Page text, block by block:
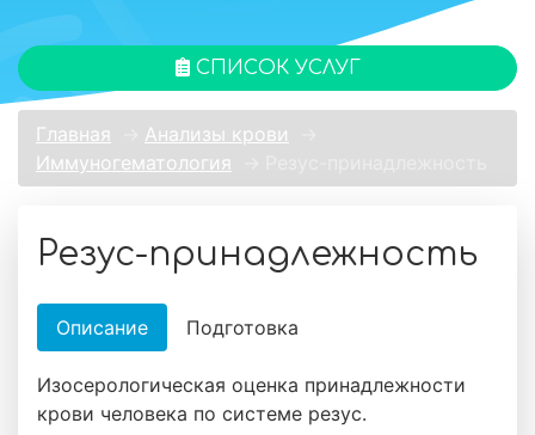
СПИСОК УСЛУГ
Главная Анализы крови
Иммуногематология
Резус-принадлежность
Описание Подготовка
Изосерологическая оценка принадлежности
крови человека по системе резус.